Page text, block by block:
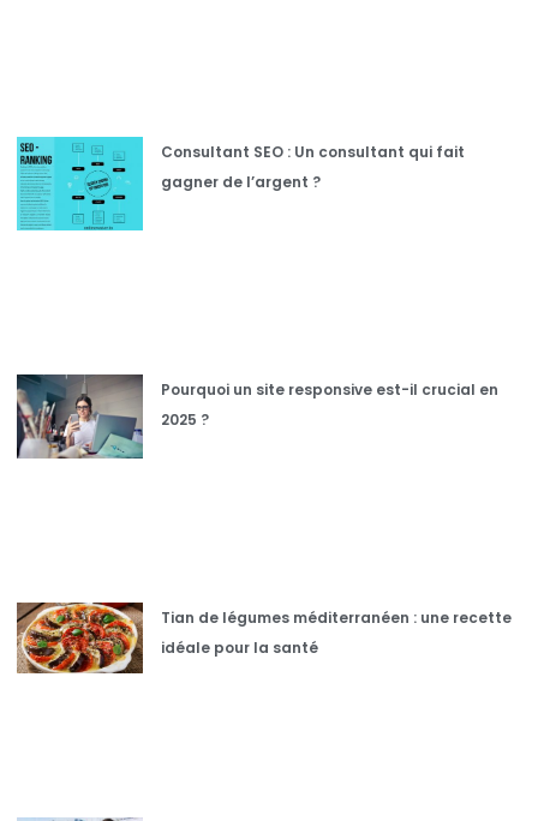
Consultant SEO : Un consultant qui fait
gagner de l’argent ?
Pourquoi un site responsive est-il crucial en
2025 ?
Tian de légumes méditerranéen : une recette
idéale pour la santé